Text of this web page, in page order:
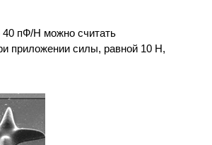
40 пФ/Н можно считать
приложении силы, равной 10 Н,